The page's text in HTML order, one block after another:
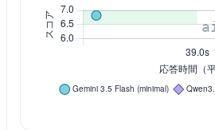
ロ
ー
ピ
ー